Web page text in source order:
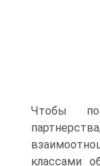
Чтобы
классами